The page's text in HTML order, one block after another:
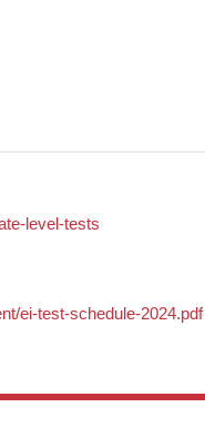
level-tests
ei-test-schedule-2024.pdf